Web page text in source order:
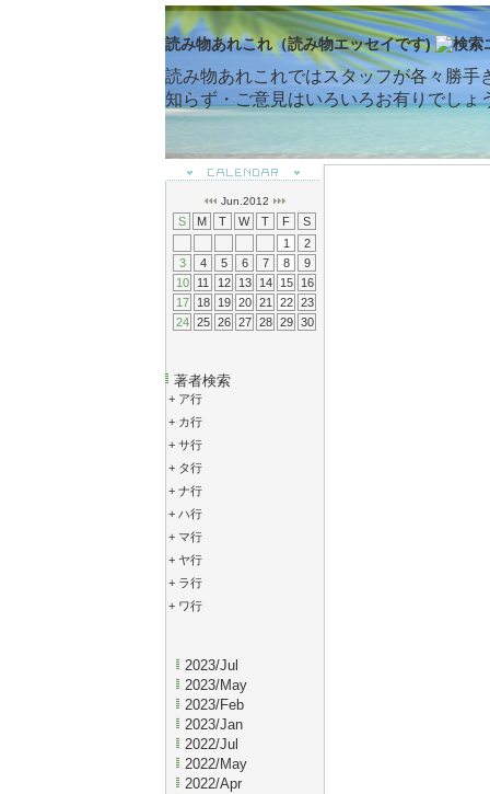
読み物あれこれ（読み物エッセイです)
読み物あれこれではスタッフが各々勝
知らず・ご意見はいろいろお有りでし
Jun.2012
S M T W T F
S
1
2
3
4 5 6 7 8
9
10
11 12 13 14 15
16
17
18 19 20 21 22
23
24
25 26 27 28 29 30
著者検索
+ ア行
+ カ行
+ サ行
+ タ行
+ ナ行
+ ハ行
+ マ行
+ ヤ行
+ ラ行
+ ワ行
2023/Jul
2023/May
2023/Feb
2023/Jan
2022/Jul
2022/May
2022/Apr